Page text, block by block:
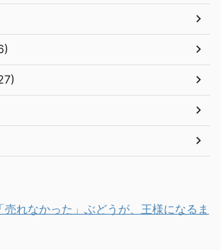
売れなかった」ぶどうが、王様になるま